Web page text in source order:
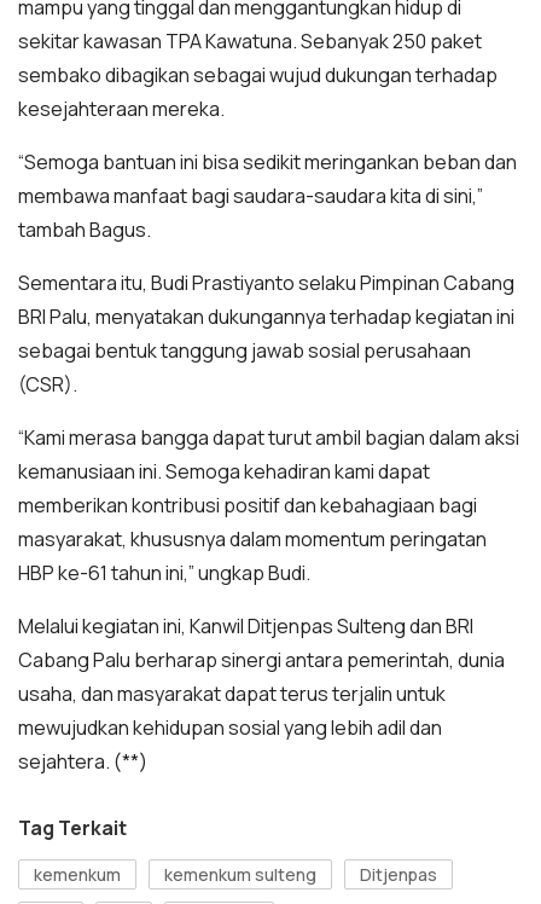
mampu yang tinggal dan menggantungkan hidup di
sekitar kawasan TPA Kawatuna. Sebanyak 250 paket
sembako dibagikan sebagai wujud dukungan terhadap
kesejahteraan mereka.
“Semoga bantuan ini bisa sedikit meringankan beban dan
membawa manfaat bagi saudara-saudara kita di sini,”
tambah Bagus.
Sementara itu, Budi Prastiyanto selaku Pimpinan Cabang
BRI Palu, menyatakan dukungannya terhadap kegiatan ini
sebagai bentuk tanggung jawab sosial perusahaan
(CSR).
“Kami merasa bangga dapat turut ambil bagian dalam aksi
kemanusiaan ini. Semoga kehadiran kami dapat
memberikan kontribusi positif dan kebahagiaan bagi
masyarakat, khususnya dalam momentum peringatan
HBP ke-61 tahun ini,” ungkap Budi.
Melalui kegiatan ini, Kanwil Ditjenpas Sulteng dan BRI
Cabang Palu berharap sinergi antara pemerintah, dunia
usaha, dan masyarakat dapat terus terjalin untuk
mewujudkan kehidupan sosial yang lebih adil dan
sejahtera. (**)
Tag Terkait
kemenkum kemenkum sulteng
Ditjenpas